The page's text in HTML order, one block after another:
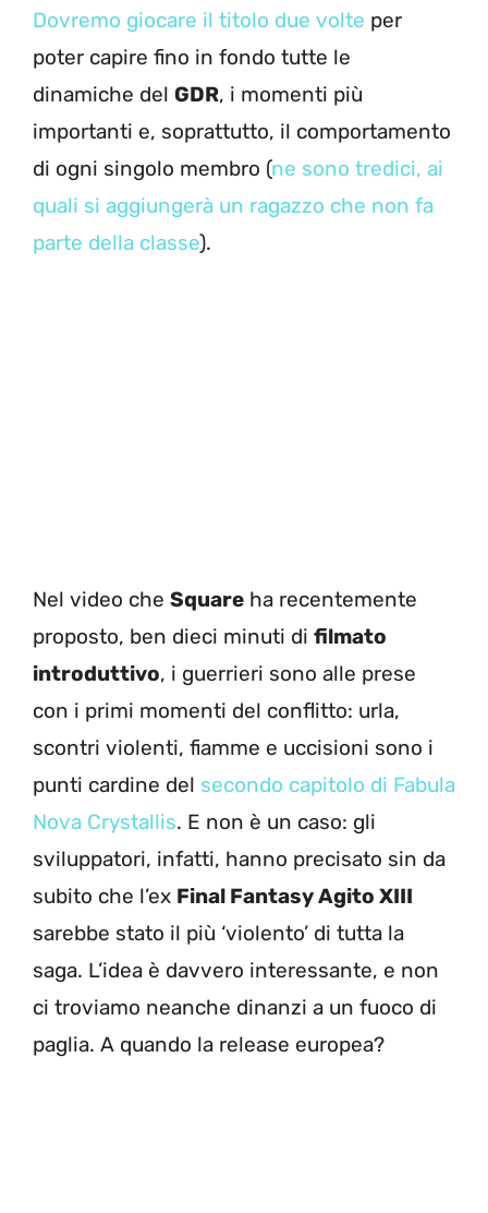
Dovremo giocare il titolo due volte per
poter capire fino in fondo tutte le
dinamiche del GDR, i momenti più
importanti e, soprattutto, il comportamento
di ogni singolo membro (ne sono tredici, ai
quali si aggiungerà un ragazzo che non fa
parte della classe).
Nel video che Square ha recentemente
proposto, ben dieci minuti di filmato
introduttivo, i guerrieri sono alle prese
con i primi momenti del conflitto: urla,
scontri violenti, fiamme e uccisioni sono i
punti cardine del secondo capitolo di Fabula
Nova Crystallis. E non è un caso: gli
sviluppatori, infatti, hanno precisato sin da
subito che l’ex Final Fantasy Agito XIII
sarebbe stato il più ‘violento’ di tutta la
saga. L’idea è davvero interessante, e non
ci troviamo neanche dinanzi a un fuoco di
paglia. A quando la release europea?